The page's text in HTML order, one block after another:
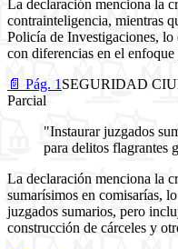
La declaración menciona la
contrainteligencia, mientras
Policía de Investigaciones, lo
con diferencias en el enfoque
📄 Pág. 1SEGURIDAD
Parcial
"Instaurar juzgados
para delitos flagrantes
La declaración menciona la
sumarísimos en comisarías,
juzgados sumarios, pero
construcción de cárceles y